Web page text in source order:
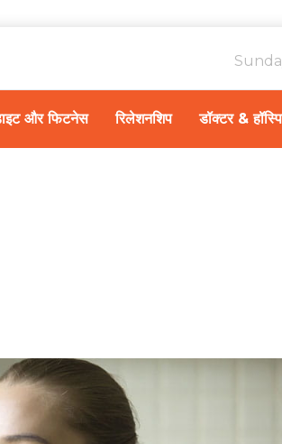
और फिटनेस रिलेशनशिप डॉक्टर &